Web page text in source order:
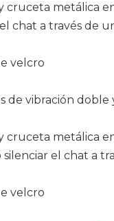
metálica
chat a través de
velcro
vibración doble
metálica
el chat a
velcro